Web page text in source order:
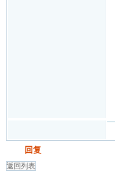
回复
返回列表